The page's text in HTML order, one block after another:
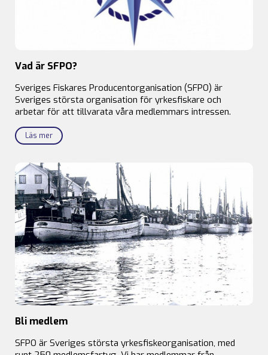
Vad är SFPO?
Sveriges Fiskares Producentorganisation (SFPO) är
Sveriges största organisation för yrkesfiskare och
arbetar för att tillvarata våra medlemmars intressen.
Läs mer
Bli medlem
SFPO är Sveriges största yrkesfiskeorganisation, med